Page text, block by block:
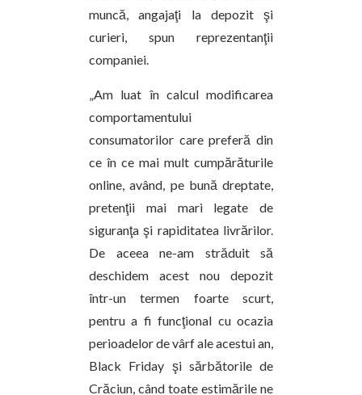
muncă, angajaţi la depozit şi
curieri, spun reprezentanţii
companiei.
„Am luat în calcul modificarea
comportamentului
consumatorilor care preferă din
ce în ce mai mult cumpărăturile
online, având, pe bună dreptate,
pretenţii mai mari legate de
siguranţa şi rapiditatea livrărilor.
De aceea ne-am străduit să
deschidem acest nou depozit
într-un termen foarte scurt,
pentru a fi funcţional cu ocazia
perioadelor de vârf ale acestui an,
Black Friday şi sărbătorile de
Crăciun, când toate estimările ne